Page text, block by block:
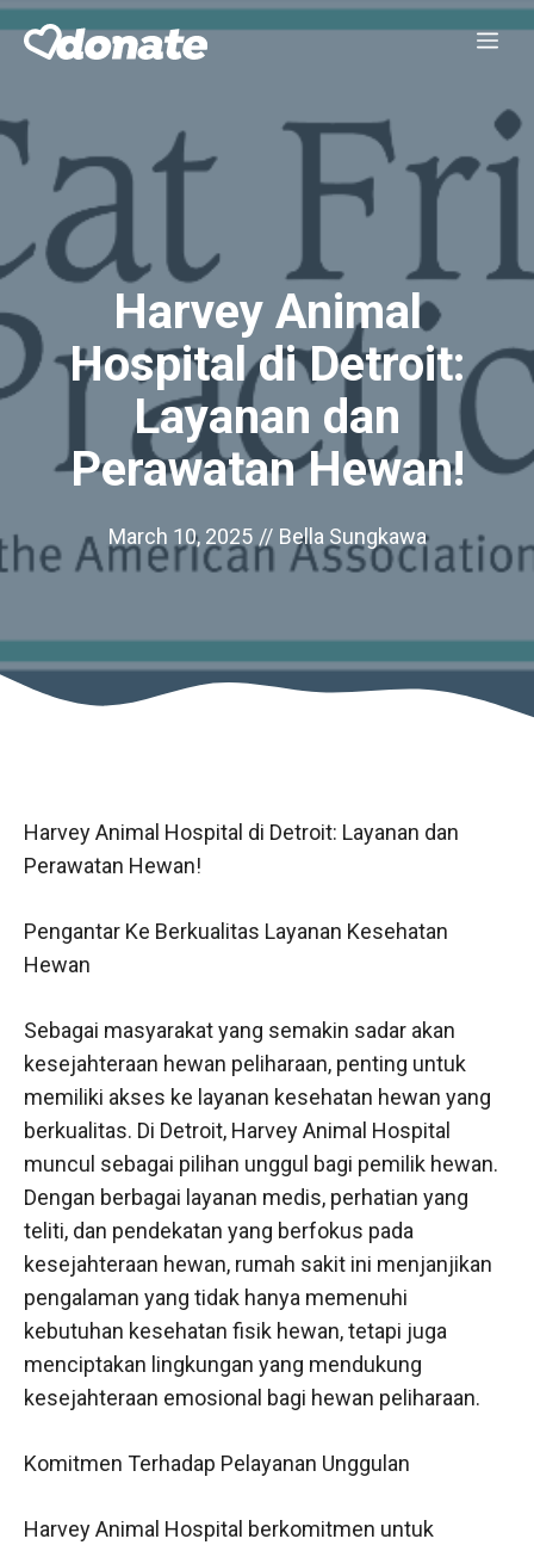
Skip
Harvey Animal
Hospital di Detroit:
Layanan dan
Perawatan Hewan!
March 10, 2025 // Bella Sungkawa
Harvey Animal Hospital di Detroit: Layanan dan
Perawatan Hewan!
Pengantar Ke Berkualitas Layanan Kesehatan
Hewan
Sebagai masyarakat yang semakin sadar akan
kesejahteraan hewan peliharaan, penting untuk
memiliki akses ke layanan kesehatan hewan yang
berkualitas. Di Detroit, Harvey Animal Hospital
muncul sebagai pilihan unggul bagi pemilik hewan.
Dengan berbagai layanan medis, perhatian yang
teliti, dan pendekatan yang berfokus pada
kesejahteraan hewan, rumah sakit ini menjanjikan
pengalaman yang tidak hanya memenuhi
kebutuhan kesehatan fisik hewan, tetapi juga
menciptakan lingkungan yang mendukung
kesejahteraan emosional bagi hewan peliharaan.
Komitmen Terhadap Pelayanan Unggulan
Harvey Animal Hospital berkomitmen untuk